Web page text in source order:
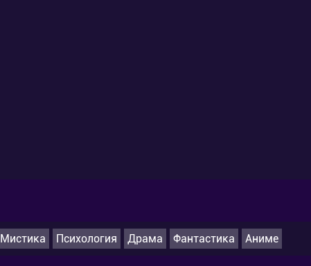
Мистика Психология Драма Фантастика Аниме